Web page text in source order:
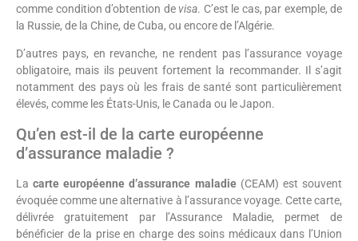
comme condition d’obtention de visa. C’est le cas, par exemple, de
la Russie, de la Chine, de Cuba, ou encore de l’Algérie.
D’autres pays, en revanche, ne rendent pas l’assurance voyage
obligatoire, mais ils peuvent fortement la recommander. Il s’agit
notamment des pays où les frais de santé sont particulièrement
élevés, comme les États-Unis, le Canada ou le Japon.
Qu’en est-il de la carte européenne
d’assurance maladie ?
Lacarte européenne d’assurance maladie(CEAM) est souvent
évoquée comme une alternative à l’assurance voyage. Cette carte,
délivrée gratuitement par l’Assurance Maladie, permet de
bénéficier de la prise en charge des soins médicaux dans l’Union